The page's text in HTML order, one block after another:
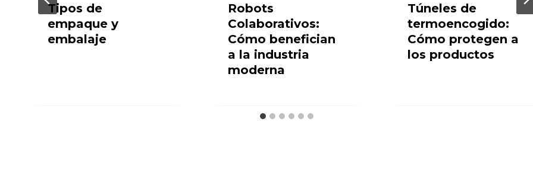
Tipos de
empaque y
embalaje
Robots
Colaborativos:
Cómo benefician
a la industria
moderna
Túneles de
termoencogido:
Cómo protegen a
los productos